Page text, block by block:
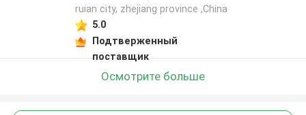
ruian city, zhejiang province ,China
5.0
Подтверженный
поставщик
Осмотрите больше